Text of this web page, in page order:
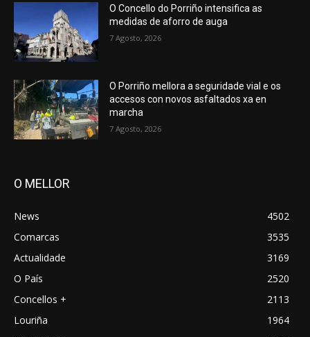
O Concello do Porriño intensifica as
medidas de aforro de auga
7 Agosto, 2026
O Porriño mellora a seguridade vial e os
accesos con novos asfaltados xa en
marcha
7 Agosto, 2026
O MELLOR
News
4502
Comarcas
3535
Actualidade
3169
O País
2520
Concellos +
2113
Louriña
1964